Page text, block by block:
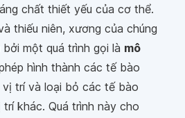
chất thiết yếu của cơ thể.
thiếu niên, xương của chúng
một quá trình gọi là mô
hình thành các tế bào
trí và loại bỏ các tế bào
khác. Quá trình này cho